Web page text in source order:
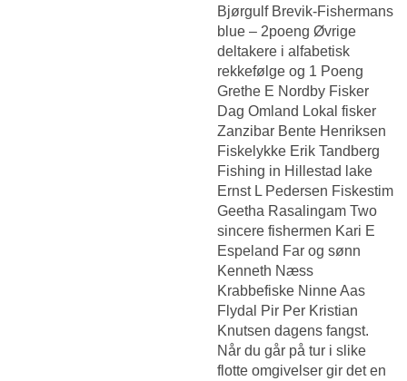
Bjørgulf Brevik-Fishermans
blue – 2poeng Øvrige
deltakere i alfabetisk
rekkefølge og 1 Poeng
Grethe E Nordby Fisker
Dag Omland Lokal fisker
Zanzibar Bente Henriksen
Fiskelykke Erik Tandberg
Fishing in Hillestad lake
Ernst L Pedersen Fiskestim
Geetha Rasalingam Two
sincere fishermen Kari E
Espeland Far og sønn
Kenneth Næss
Krabbefiske Ninne Aas
Flydal Pir Per Kristian
Knutsen dagens fangst.
Når du går på tur i slike
flotte omgivelser gir det en